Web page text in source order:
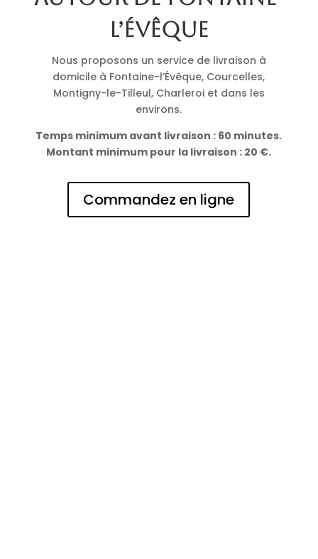
l’Évêque
Nous proposons un service de livraison à
domicile à Fontaine-l’Évêque, Courcelles,
Montigny-le-Tilleul, Charleroi et dans les
environs.
Temps minimum avant livraison : 60 minutes.
Montant minimum pour la livraison : 20 €.
Commandez en ligne